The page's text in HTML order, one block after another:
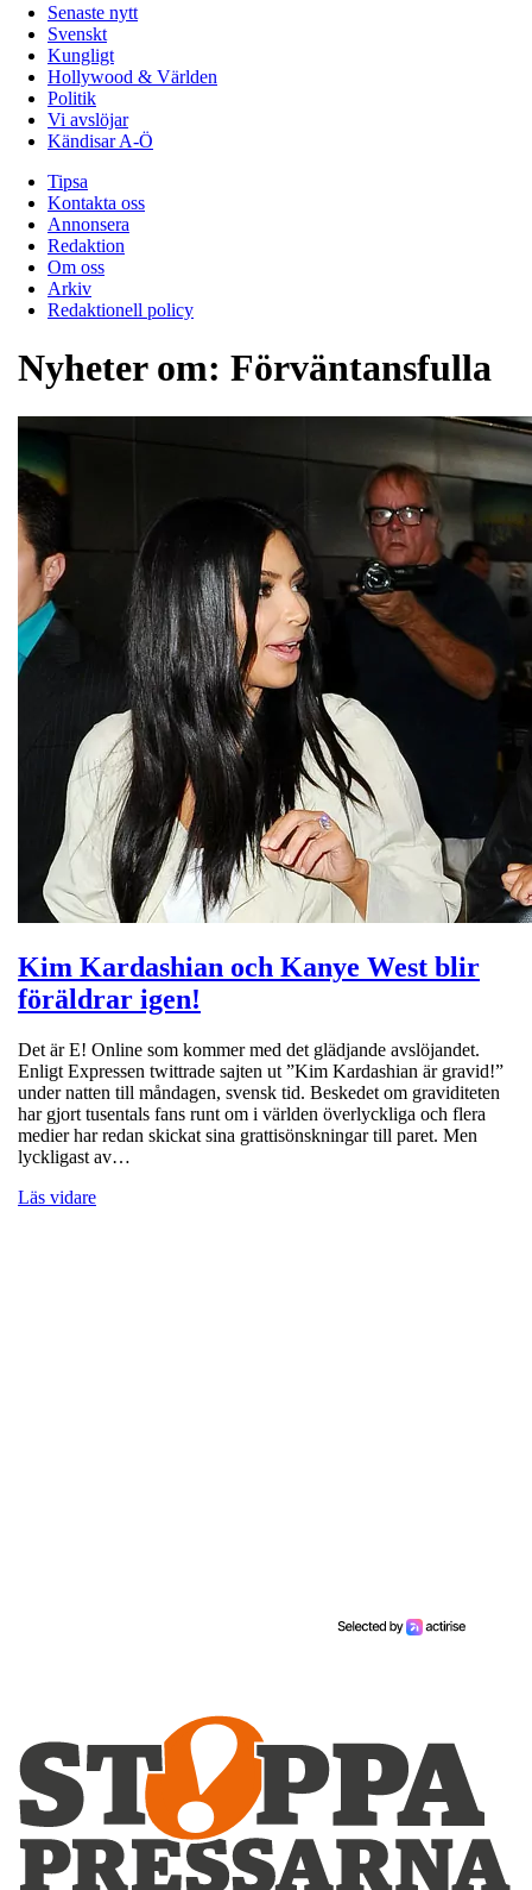
Senaste nytt
Svenskt
Kungligt
Hollywood & Världen
Politik
Vi avslöjar
Kändisar A-Ö
Tipsa
Kontakta oss
Annonsera
Redaktion
Om oss
Arkiv
Redaktionell policy
Nyheter om: Förväntansfulla
Kim Kardashian och Kanye West blir
föräldrar igen!
Det är E! Online som kommer med det glädjande avslöjandet.
Enligt Expressen twittrade sajten ut ”Kim Kardashian är gravid!”
under natten till måndagen, svensk tid. Beskedet om graviditeten
har gjort tusentals fans runt om i världen överlyckliga och flera
medier har redan skickat sina grattisönskningar till paret. Men
lyckligast av…
Läs vidare